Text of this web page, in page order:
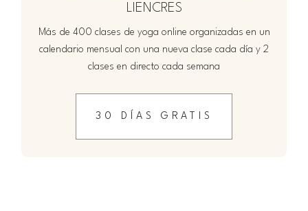
LIENCRES
Más de 400 clases de yoga online organizadas en un
calendario mensual con una nueva clase cada día y 2
clases en directo cada semana
30 DÍAS GRATIS